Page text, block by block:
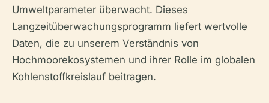
Umweltparameter überwacht. Dieses
Langzeitüberwachungsprogramm liefert wertvolle
Daten, die zu unserem Verständnis von
Hochmoorekosystemen und ihrer Rolle im globalen
Kohlenstoffkreislauf beitragen.